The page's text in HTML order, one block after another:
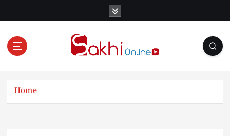
Online News Portal
Home